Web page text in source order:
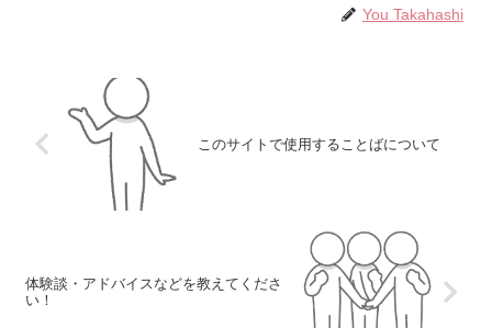
You Takahashi
このサイトで使用することばについて
体験談・アドバイスなどを教えてくださ
い！